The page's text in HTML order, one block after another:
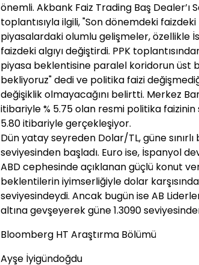
önemli. Akbank Faiz Trading Baş Dealer’ı
toplantısıyla ilgili, "Son dönemdeki
piyasalardaki olumlu gelişmeler, özellikle
faizdeki algıyı değiştirdi. PPK
piyasa beklentisine paralel koridorun üst
bekliyoruz" dedi ve politika faizi
değişiklik olmayacağını belirtti. Merkez
itibariyle % 5.75 olan resmi politika
5.80 itibariyle gerçekleşiyor.
Dün yatay seyreden Dolar/TL, güne sınırlı
seviyesinden başladı. Euro ise, İspanyol
ABD cephesinde açıklanan güçlü konut
beklentilerin iyimserliğiyle dolar
seviyesindeydi. Ancak bugün ise AB
altına gevşeyerek güne 1.3090
Bloomberg HT Araştırma Bölümü
Ayşe İyigündoğdu